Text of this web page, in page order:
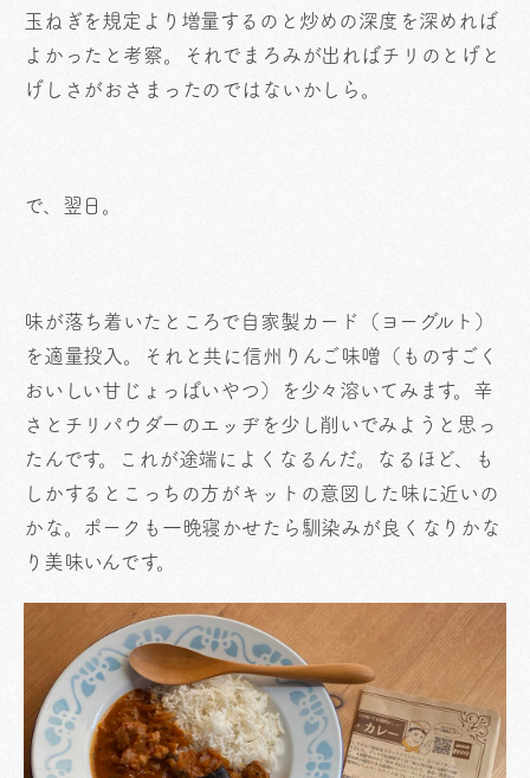
玉ねぎを規定より増量するのと炒めの深度を深めれば
よかったと考察。それでまろみが出ればチリのとげと
げしさがおさまったのではないかしら。
で、翌日。
味が落ち着いたところで自家製カード（ヨーグルト）
を適量投入。それと共に信州りんご味噌（ものすごく
おいしい甘じょっぱいやつ）を少々溶いてみます。辛
さとチリパウダーのエッヂを少し削いでみようと思っ
たんです。これが途端によくなるんだ。なるほど、も
しかするとこっちの方がキットの意図した味に近いの
かな。ポークも一晩寝かせたら馴染みが良くなりかな
り美味いんです。